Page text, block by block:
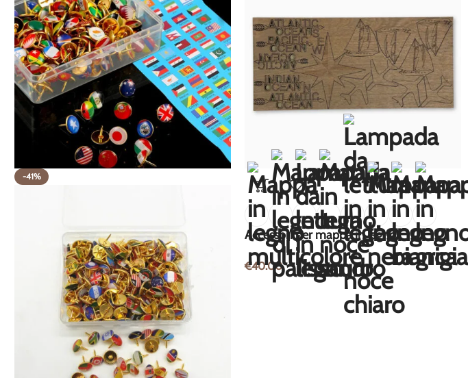
-41%
Accessori per mappa in legno
€40.00